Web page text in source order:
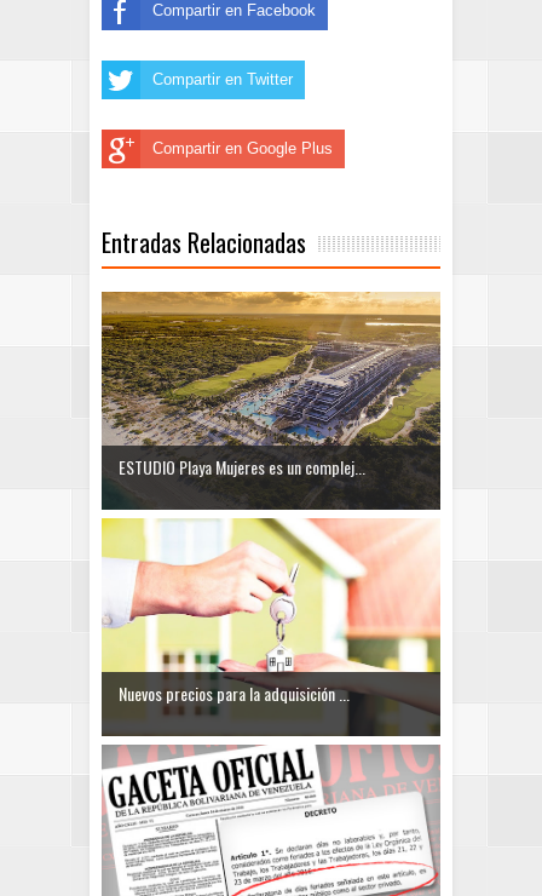
Compartir en Facebook
Compartir en Twitter
Compartir en Google Plus
Entradas Relacionadas
ESTUDIO Playa Mujeres es un complej...
Nuevos precios para la adquisición ...